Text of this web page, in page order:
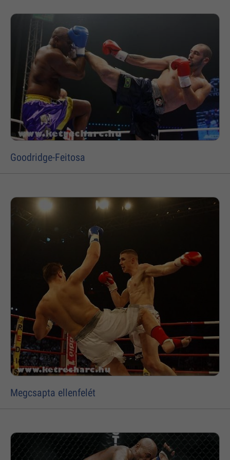
Goodridge-Feitosa
Megcsapta ellenfelét